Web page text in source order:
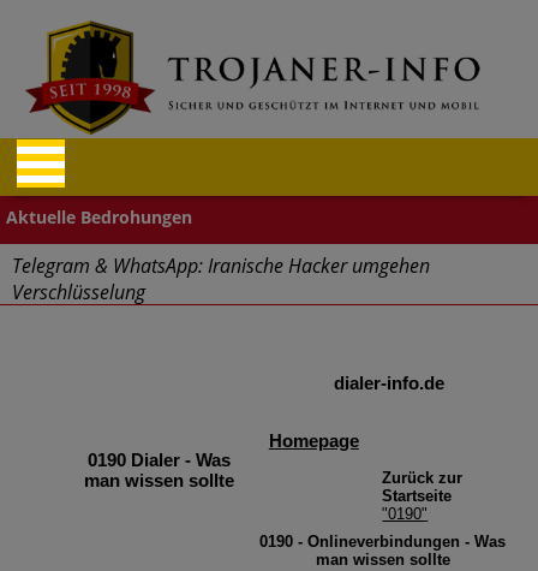
Telegram & WhatsApp: Iranische Hacker umgehen
Verschlüsselung
Cyberangriffe – Finanz- und Reisebranche betroffen
Aufgepasst: Firefox und Tor Browser Schadcode-Add-ons
Massive Sicherheitslücken durch Mitarbeiter im Home Office
Phishing-Mails im Namen der Personalabteilung
dialer-info.de
Homepage
0190 Dialer - Was
man wissen sollte
Zurück zur
Startseite
"0190"
0190 - Onlineverbindungen - Was
man wissen sollte